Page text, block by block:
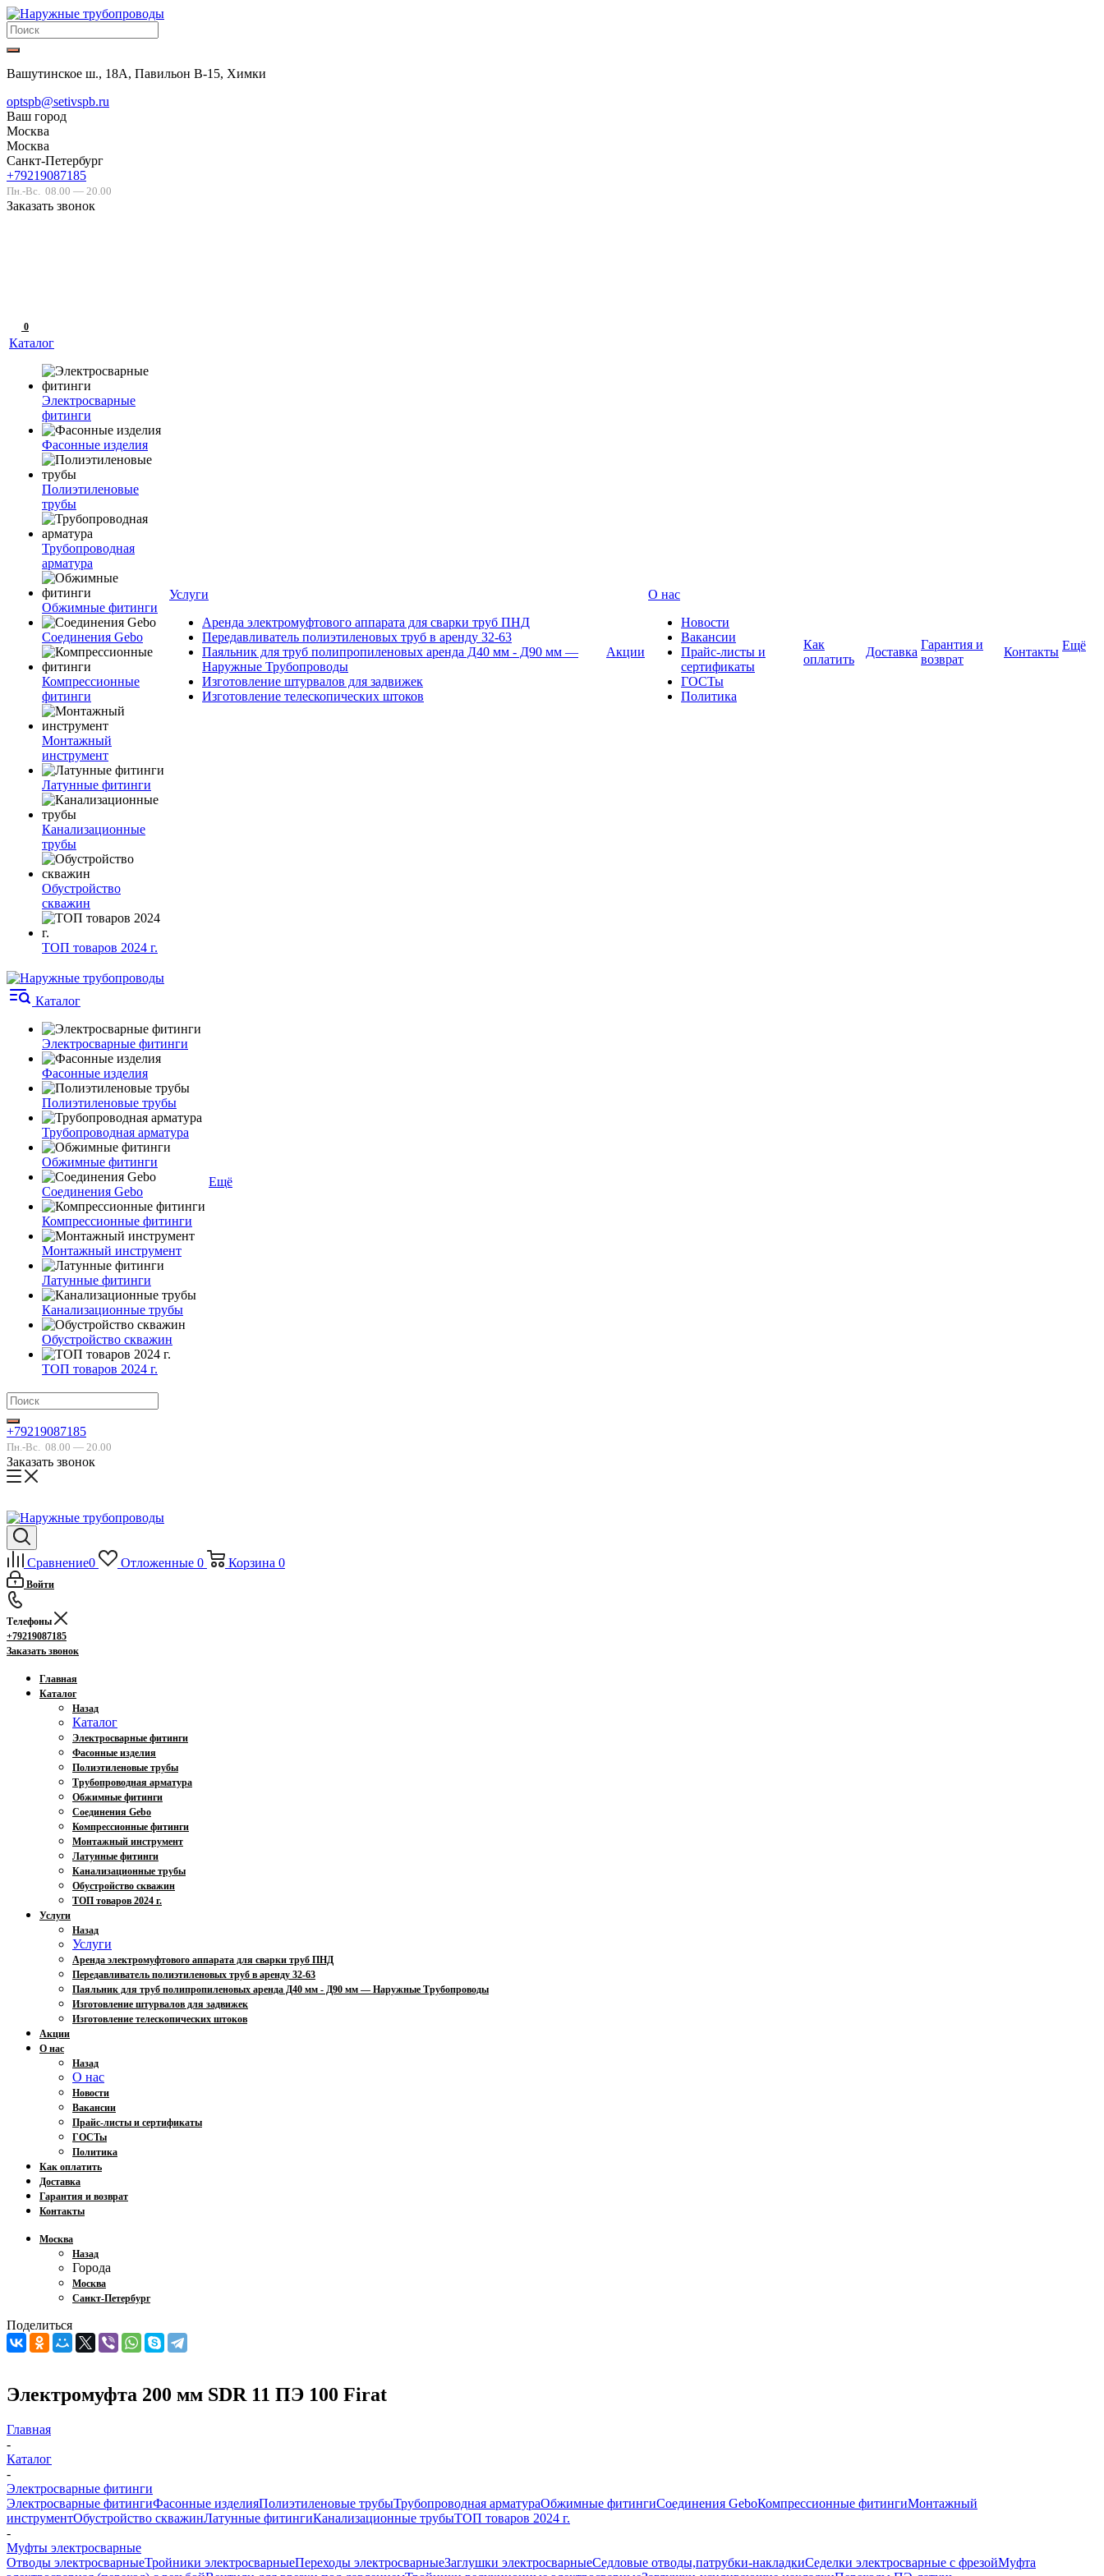
Вашутинское ш., 18А, Павильон В-15, Химки
optspb@setivspb.ru
Ваш город
Москва
Москва
Санкт-Петербург
+79219087185
Пн.-Вс. 08.00 — 20.00
Заказать звонок
0
Каталог
Электросварные
фитинги
Фасонные изделия
Полиэтиленовые
трубы
Трубопроводная
арматура
Обжимные фитинги
Соединения Gebo
Компрессионные
фитинги
Монтажный
инструмент
Латунные фитинги
Канализационные
трубы
Обустройство
скважин
ТОП товаров 2024 г.
Услуги
Аренда электромуфтового аппарата для сварки труб ПНД
Передавливатель полиэтиленовых труб в аренду 32-63
Паяльник для труб полипропиленовых аренда Д40 мм - Д90 мм —
Наружные Трубопроводы
Изготовление штурвалов для задвижек
Изготовление телескопических штоков
Акции
О нас
Новости
Вакансии
Прайс-листы и
сертификаты
ГОСТы
Политика
Как
оплатить
Доставка
Гарантия и
возврат
Контакты Ещё
Каталог
Электросварные фитинги
Фасонные изделия
Полиэтиленовые трубы
Трубопроводная арматура
Обжимные фитинги
Соединения Gebo
Компрессионные фитинги
Монтажный инструмент
Латунные фитинги
Канализационные трубы
Обустройство скважин
ТОП товаров 2024 г.
Ещё
+79219087185
Пн.-Вс. 08.00 — 20.00
Заказать звонок
Сравнение0 Отложенные 0 Корзина 0
Войти
Телефоны
+79219087185
Заказать звонок
Главная
Каталог
Назад
Каталог
Электросварные фитинги
Фасонные изделия
Полиэтиленовые трубы
Трубопроводная арматура
Обжимные фитинги
Соединения Gebo
Компрессионные фитинги
Монтажный инструмент
Латунные фитинги
Канализационные трубы
Обустройство скважин
ТОП товаров 2024 г.
Услуги
Назад
Услуги
Аренда электромуфтового аппарата для сварки труб ПНД
Передавливатель полиэтиленовых труб в аренду 32-63
Паяльник для труб полипропиленовых аренда Д40 мм - Д90 мм — Наружные Трубопроводы
Изготовление штурвалов для задвижек
Изготовление телескопических штоков
Акции
О нас
Назад
О нас
Новости
Вакансии
Прайс-листы и сертификаты
ГОСТы
Политика
Как оплатить
Доставка
Гарантия и возврат
Контакты
Москва
Назад
Города
Москва
Санкт-Петербург
Поделиться
Электромуфта 200 мм SDR 11 ПЭ 100 Firat
Главная
-
Каталог
-
Электросварные фитинги
Электросварные фитингиФасонные изделияПолиэтиленовые трубыТрубопроводная арматураОбжимные фитингиСоединения GeboКомпрессионные фитингиМонтажный
инструментОбустройство скважинЛатунные фитингиКанализационные трубыТОП товаров 2024 г.
-
Муфты электросварные
Отводы электросварныеТройники электросварныеПереходы электросварныеЗаглушки электросварныеСедловые отводы,патрубки-накладкиСеделки электросварные с фрезойМуфта